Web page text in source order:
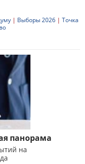
| Выборы 2026 | Точка
панорама
на